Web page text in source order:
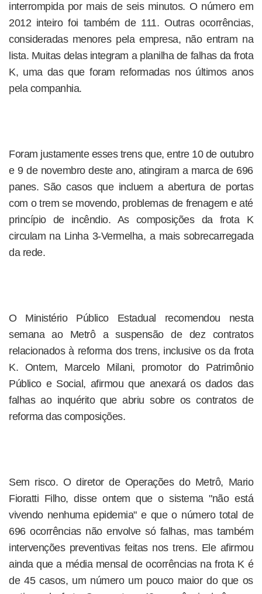
interrompida por mais de seis minutos. O número em
2012 inteiro foi também de 111. Outras ocorrências,
consideradas menores pela empresa, não entram na
lista. Muitas delas integram a planilha de falhas da frota
K, uma das que foram reformadas nos últimos anos
pela companhia.
Foram justamente esses trens que, entre 10 de outubro
e 9 de novembro deste ano, atingiram a marca de 696
panes. São casos que incluem a abertura de portas
com o trem se movendo, problemas de frenagem e até
princípio de incêndio. As composições da frota K
circulam na Linha 3-Vermelha, a mais sobrecarregada
da rede.
O Ministério Público Estadual recomendou nesta
semana ao Metrô a suspensão de dez contratos
relacionados à reforma dos trens, inclusive os da frota
K. Ontem, Marcelo Milani, promotor do Patrimônio
Público e Social, afirmou que anexará os dados das
falhas ao inquérito que abriu sobre os contratos de
reforma das composições.
Sem risco. O diretor de Operações do Metrô, Mario
Fioratti Filho, disse ontem que o sistema "não está
vivendo nenhuma epidemia" e que o número total de
696 ocorrências não envolve só falhas, mas também
intervenções preventivas feitas nos trens. Ele afirmou
ainda que a média mensal de ocorrências na frota K é
de 45 casos, um número um pouco maior do que os